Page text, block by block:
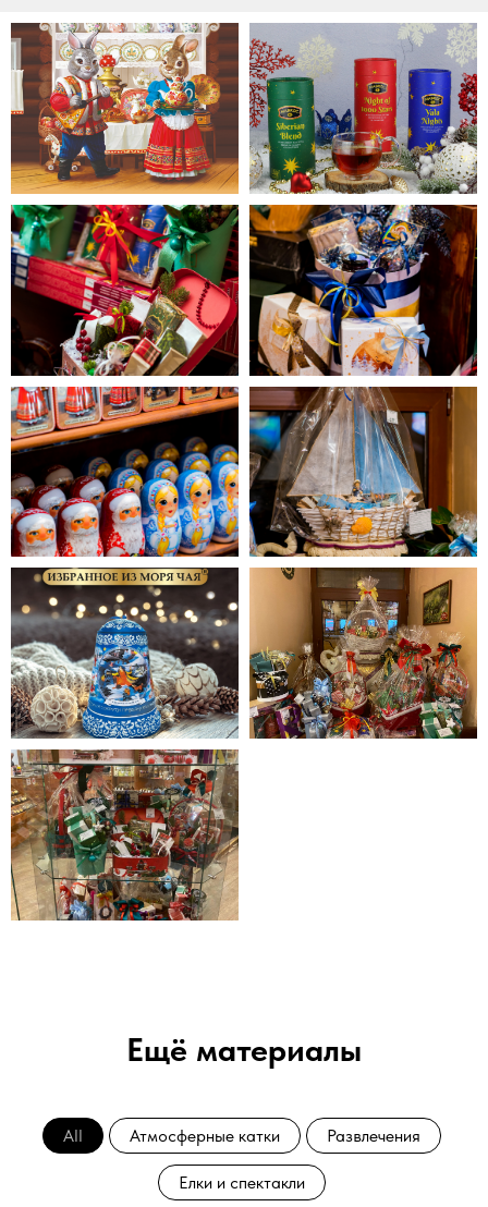
Ещё материалы
All Атмосферные катки Развлечения
Елки и спектакли